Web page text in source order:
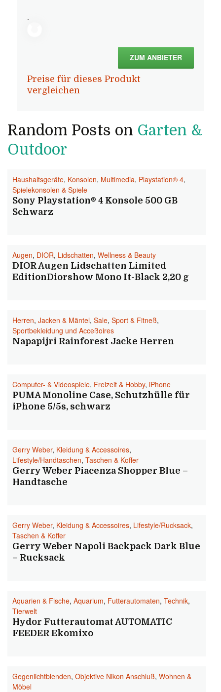
.
ZUM ANBIETER
Preise für dieses Produkt
vergleichen
Random Posts on Garten &
Outdoor
Haushaltsgeräte, Konsolen, Multimedia, Playstation® 4,
Spielekonsolen & Spiele
Sony Playstation® 4 Konsole 500 GB
Schwarz
Augen, DIOR, Lidschatten, Wellness & Beauty
DIOR Augen Lidschatten Limited
EditionDiorshow Mono It-Black 2,20 g
Herren, Jacken & Mäntel, Sale, Sport & Fitneß,
Sportbekleidung und Acceßoires
Napapijri Rainforest Jacke Herren
Computer- & Videospiele, Freizeit & Hobby, iPhone
PUMA Monoline Case, Schutzhülle für
iPhone 5/5s, schwarz
Gerry Weber, Kleidung & Accessoires,
Lifestyle/Handtaschen, Taschen & Koffer
Gerry Weber Piacenza Shopper Blue –
Handtasche
Gerry Weber, Kleidung & Accessoires, Lifestyle/Rucksack,
Taschen & Koffer
Gerry Weber Napoli Backpack Dark Blue
– Rucksack
Aquarien & Fische, Aquarium, Futterautomaten, Technik,
Tierwelt
Hydor Futterautomat AUTOMATIC
FEEDER Ekomixo
Gegenlichtblenden, Objektive Nikon Anschluß, Wohnen &
Möbel